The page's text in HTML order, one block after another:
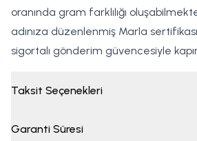
oranında gram farklılığı
adınıza düzenlenmiş Marla
sigortalı gönderim güvencesiyle
Taksit Seçenekleri
Garanti Süresi